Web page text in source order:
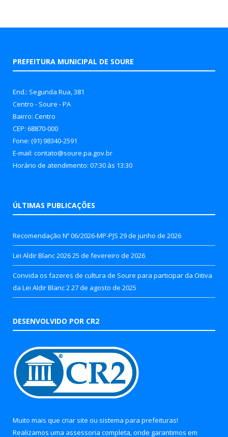
PREFEITURA MUNICIPAL DE SOURE
End.: Segunda Rua, 381
Centro - Soure - PA
Bairro: Centro
CEP: 68870-000
Fone: (91) 98340-2591
E-mail: contato@soure.pa.gov.br
Horário de atendimento: 07:30 às 13:30
ÚLTIMAS PUBLICAÇÕES
Recomendação Nº 06/2026-MP-PJS 29 de junho de 2026
Lei Aldir Blanc 202625 de fevereiro de 2026
Convida os fazeres de cultura de Soure para participar da Oitiva
da Lei Aldir Blanc 2 27 de agosto de 2025
DESENVOLVIDO POR CR2
Muito mais que criar site ou sistema para prefeituras!
Realizamos uma assessoria completa, onde garantimos em